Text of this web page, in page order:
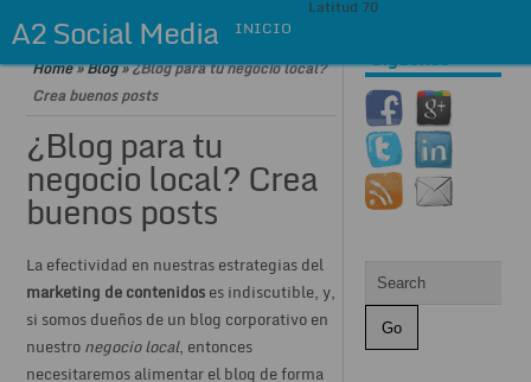
A2 Social Media INICIO
Latitud 70
Home»Blog»¿Blog para tu negocio local?
Crea buenos posts
¿Blog para tu
negocio local? Crea
buenos posts
La efectividad en nuestras estrategias del
marketing de contenidoses indiscutible, y,
si somos dueños de un blog corporativo en
nuestronegocio local, entonces
necesitaremos alimentar el blog de forma
Síguenos